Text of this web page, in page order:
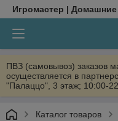
Игромастер | Домашние
ПВЗ (самовывоз) заказов
осуществляется в
"Палаццо", 3 этаж; 10:00-
Каталог товаров